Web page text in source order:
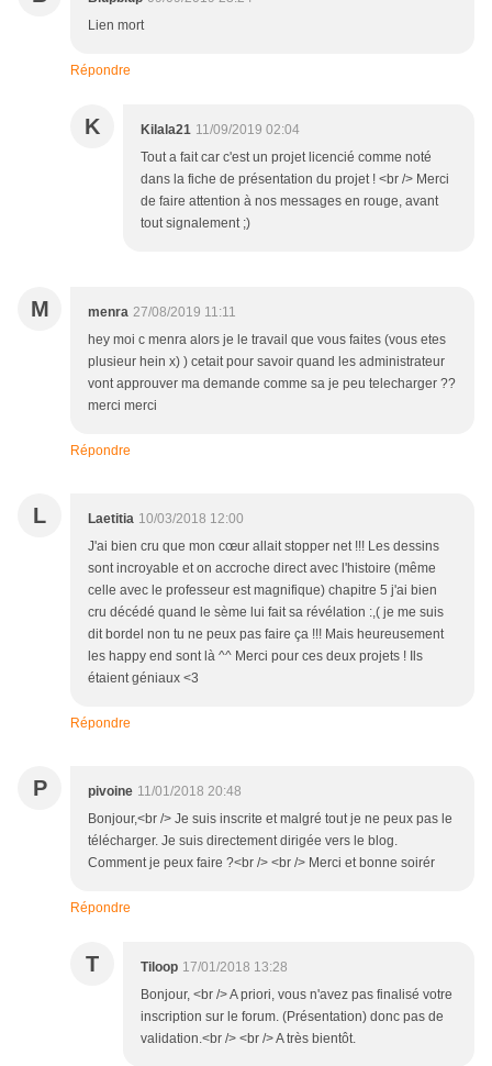
Lien mort
Répondre
K Kilala21 11/09/2019 02:04
Tout a fait car c'est un projet licencié comme noté
dans la fiche de présentation du projet ! <br /> Merci
de faire attention à nos messages en rouge, avant
tout signalement ;)
M menra 27/08/2019 11:11
hey moi c menra alors je le travail que vous faites (vous etes
plusieur hein x) ) cetait pour savoir quand les administrateur
vont approuver ma demande comme sa je peu telecharger ??
merci merci
Répondre
L Laetitia 10/03/2018 12:00
J'ai bien cru que mon cœur allait stopper net !!! Les dessins
sont incroyable et on accroche direct avec l'histoire (même
celle avec le professeur est magnifique) chapitre 5 j'ai bien
cru décédé quand le sème lui fait sa révélation :,( je me suis
dit bordel non tu ne peux pas faire ça !!! Mais heureusement
les happy end sont là ^^ Merci pour ces deux projets ! Ils
étaient géniaux <3
Répondre
P pivoine 11/01/2018 20:48
Bonjour,<br /> Je suis inscrite et malgré tout je ne peux pas le
télécharger. Je suis directement dirigée vers le blog.
Comment je peux faire ?<br /> <br /> Merci et bonne soirér
Répondre
T Tiloop 17/01/2018 13:28
Bonjour, <br /> A priori, vous n'avez pas finalisé votre
inscription sur le forum. (Présentation) donc pas de
validation.<br /> <br /> A très bientôt.